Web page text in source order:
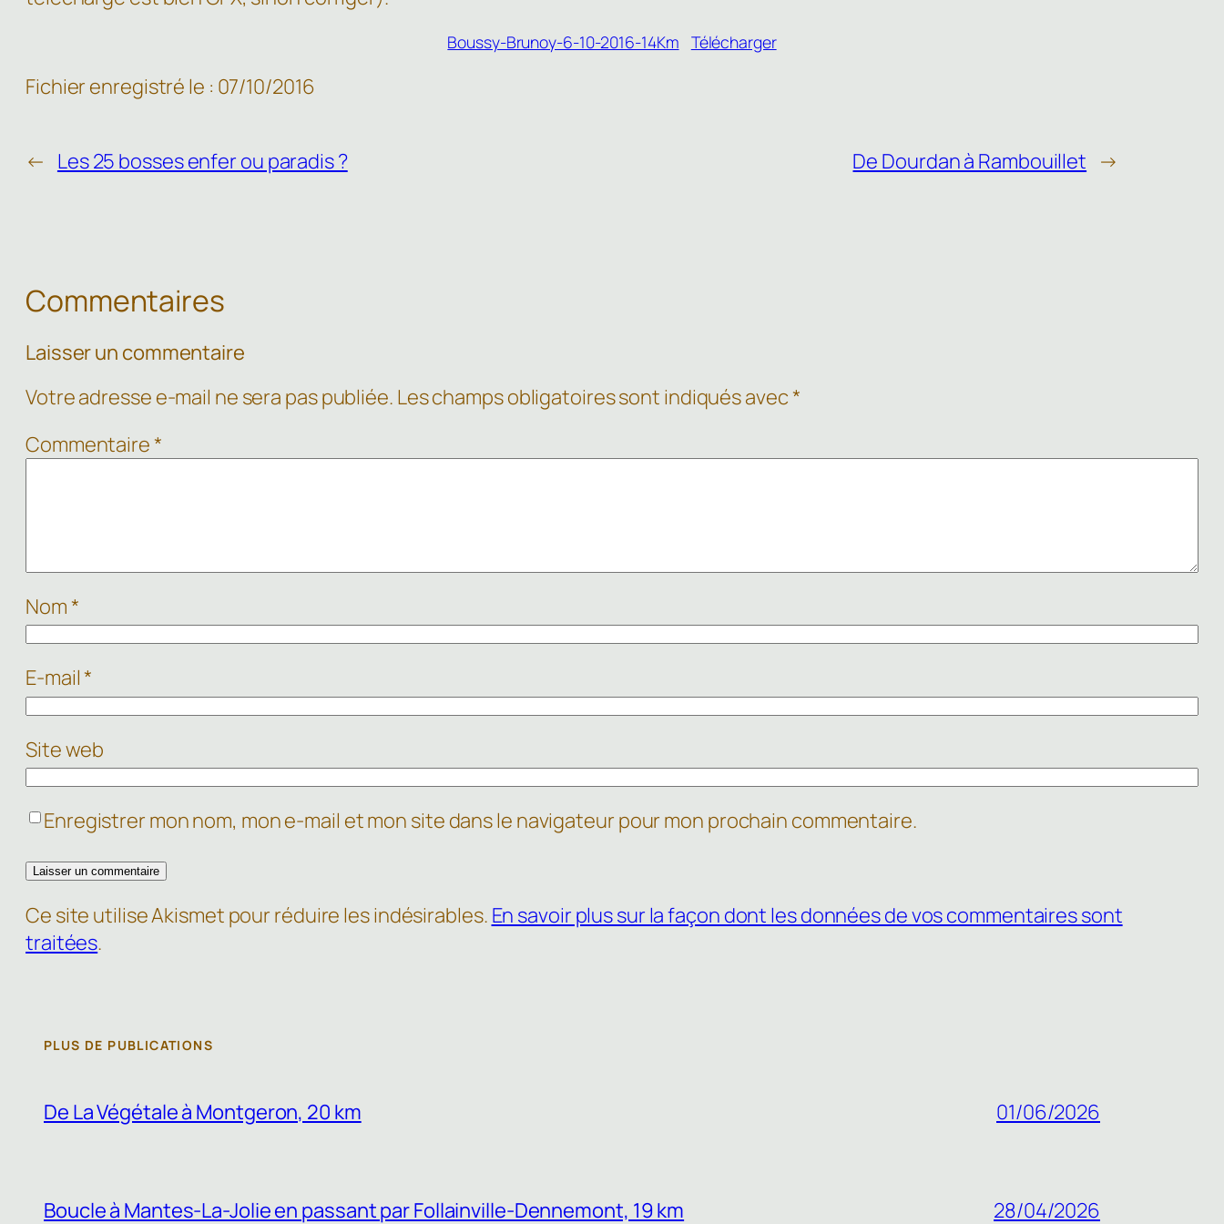
Boussy-Brunoy-6-10-2016-14Km Télécharger
Fichier enregistré le : 07/10/2016
← Les 25 bosses enfer ou paradis ? De Dourdan à Rambouillet →
Commentaires
Laisser un commentaire
Votre adresse e-mail ne sera pas publiée. Les champs obligatoires sont indiqués avec*
Commentaire*
Nom*
E-mail*
Site web
Enregistrer mon nom, mon e-mail et mon site dans le navigateur pour mon prochain commentaire.
Ce site utilise Akismet pour réduire les indésirables. En savoir plus sur la façon dont les données de vos commentaires sont
traitées.
PLUS DE PUBLICATIONS
De La Végétale à Montgeron, 20 km 01/06/2026
Boucle à Mantes-La-Jolie en passant par Follainville-Dennemont, 19 km 28/04/2026